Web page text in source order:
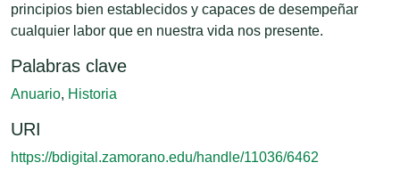
principios bien establecidos y capaces de desempeñar
cualquier labor que en nuestra vida nos presente.
Palabras clave
Anuario, Historia
URI
https://bdigital.zamorano.edu/handle/11036/6462